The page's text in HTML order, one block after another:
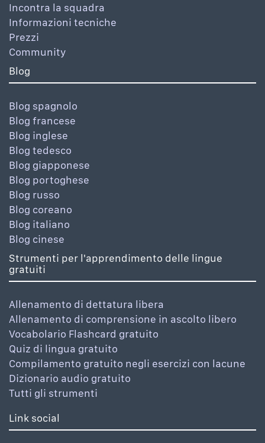
Incontra la squadra
Informazioni tecniche
Prezzi
Community
Blog
Blog spagnolo
Blog francese
Blog inglese
Blog tedesco
Blog giapponese
Blog portoghese
Blog russo
Blog coreano
Blog italiano
Blog cinese
Strumenti per l'apprendimento delle lingue
gratuiti
Allenamento di dettatura libera
Allenamento di comprensione in ascolto libero
Vocabolario Flashcard gratuito
Quiz di lingua gratuito
Compilamento gratuito negli esercizi con lacune
Dizionario audio gratuito
Tutti gli strumenti
Link social